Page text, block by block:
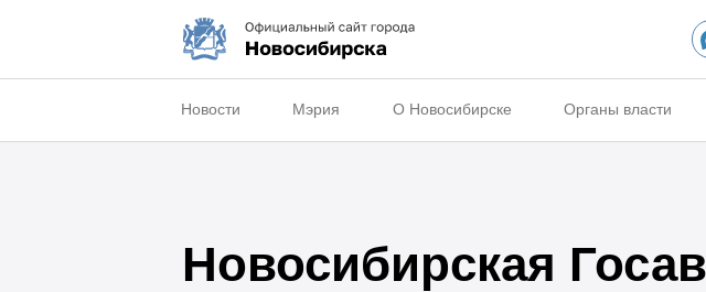
Новости Мэрия О Новосибирске Органы власти
Новосибирская